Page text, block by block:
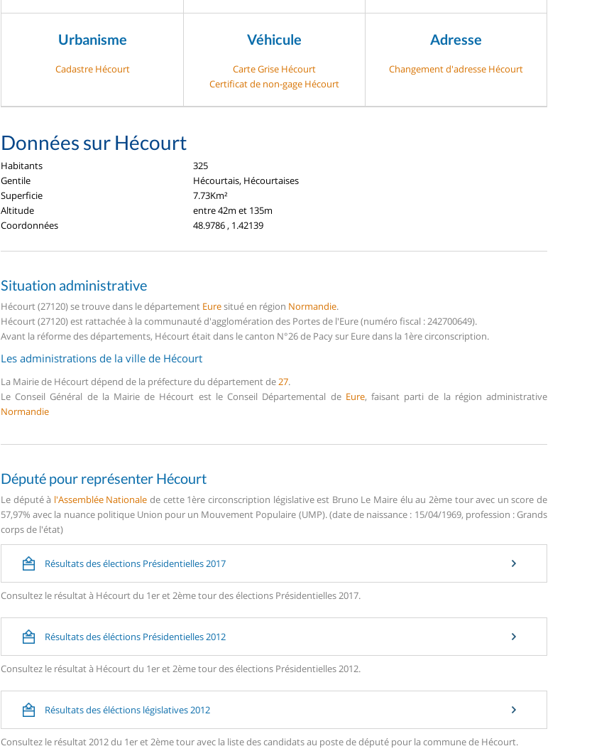
Urbanisme
Cadastre Hécourt
Véhicule
Carte Grise Hécourt
Certificat de non-gage Hécourt
Adresse
Changement d'adresse Hécourt
Données sur Hécourt
Habitants
325
Gentile
Hécourtais, Hécourtaises
Superficie
7.73Km²
Altitude
entre 42m et 135m
Coordonnées
48.9786 , 1.42139
Situation administrative
Hécourt (27120) se trouve dans le département Euresitué en région Normandie.
Hécourt (27120) est rattachée à la communauté d'agglomération des Portes de l'Eure (numéro fiscal : 242700649).
Avant la réforme des départements, Hécourt était dans le canton N°26 de Pacy sur Eure dans la 1ère circonscription.
Les administrations de la ville de Hécourt
La Mairie de Hécourt dépend de la préfecture du département de27.
Le Conseil Général de la Mairie de Hécourt est le Conseil Départemental de Eure, faisant parti de la région administrative
Normandie
Député pour représenter Hécourt
Le député à l'Assemblée Nationale de cette 1ère circonscription législative est Bruno Le Maire élu au 2ème tour avec un score de
57,97% avec la nuance politique Union pour un Mouvement Populaire (UMP). (date de naissance : 15/04/1969, profession : Grands
corps de l'état)
Résultats des élections Présidentielles 2017
Consultez le résultat à Hécourt du 1er et 2ème tour des élections Présidentielles 2017.
Résultats des éléctions Présidentielles 2012
Consultez le résultat à Hécourt du 1er et 2ème tour des élections Présidentielles 2012.
Résultats des éléctions législatives 2012
Consultez le résultat 2012 du 1er et 2ème tour avec la liste des candidats au poste de député pour la commune de Hécourt.